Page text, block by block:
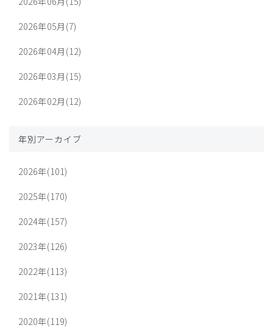
2026年05月(7)
2026年04月(12)
2026年03月(15)
2026年02月(12)
年別アーカイブ
2026年(101)
2025年(170)
2024年(157)
2023年(126)
2022年(113)
2021年(131)
2020年(119)